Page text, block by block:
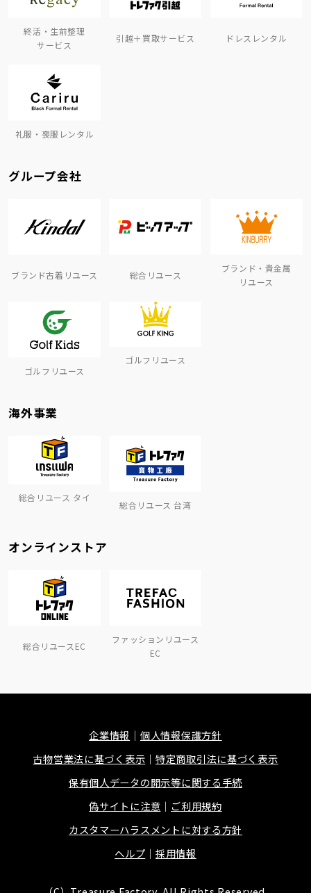
終活・生前整理
サービス
引越＋買取サービス ドレスレンタル
礼服・喪服レンタル
グループ会社
ブランド古着リユース 総合リユース
ブランド・貴金属
リユース
ゴルフリユース
ゴルフリユース
海外事業
総合リユース タイ
総合リユース 台湾
オンラインストア
総合リユースEC
ファッションリユース
EC
企業情報
個人情報保護方針
古物営業法に基づく表示
特定商取引法に基づく表示
保有個人データの開示等に関する手続
偽サイトに注意
ご利用規約
カスタマーハラスメントに対する方針
ヘルプ
採用情報